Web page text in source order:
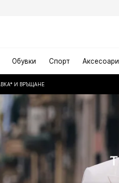
Обувки Спорт Аксесоари
И ВРЪЩАНЕ